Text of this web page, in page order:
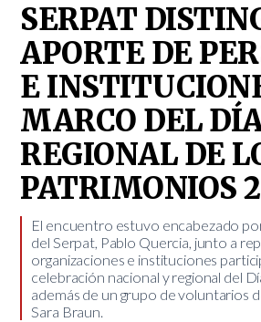
SERPAT
APORTE DE
E
MARCO DEL
REGIONAL DE
PATRIMONIOS
​El encuentro estuvo encabezado
del Serpat, Pablo Quercia, junto a
organizaciones e instituciones
celebración nacional y regional del
además de un grupo de voluntarios
Sara Braun.